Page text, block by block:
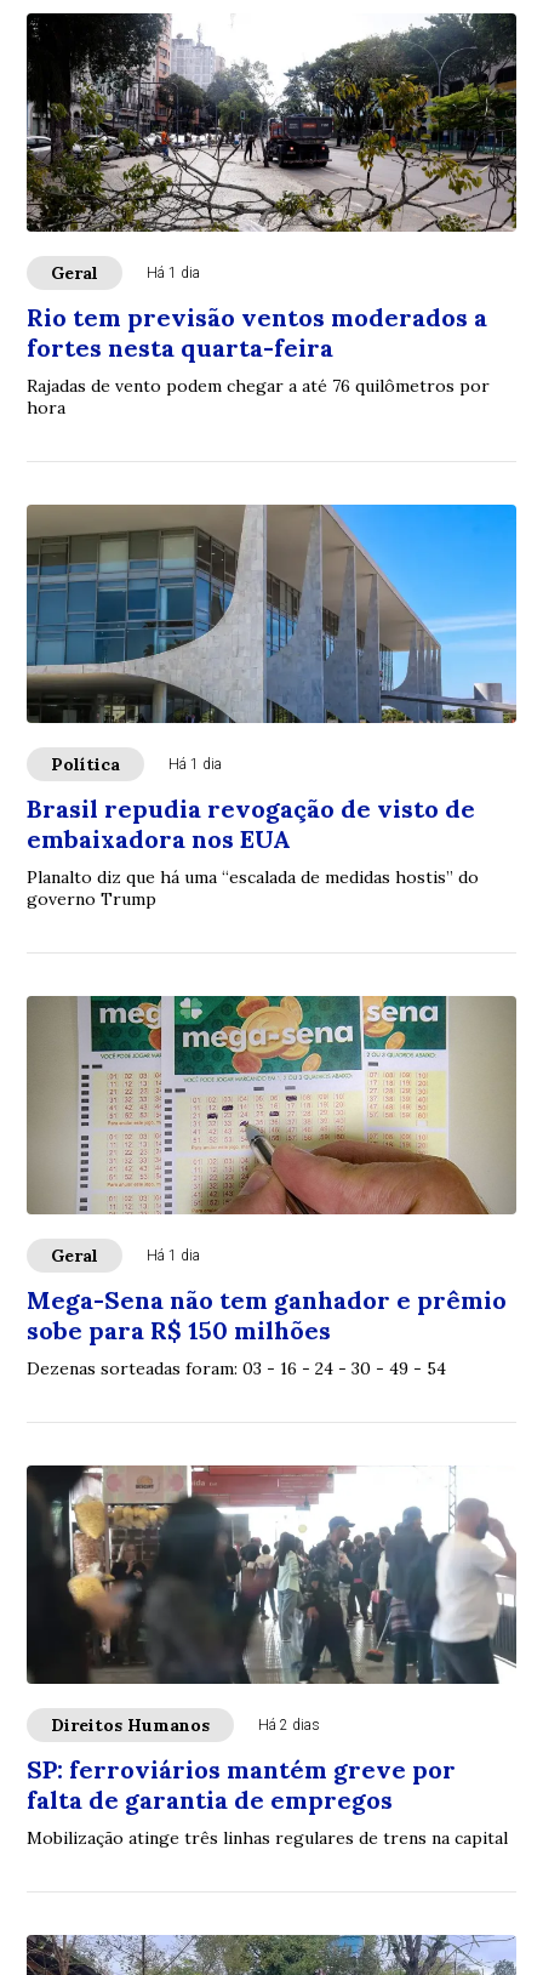
Geral Há 1 dia
Rio tem previsão ventos moderados a
fortes nesta quarta-feira
Rajadas de vento podem chegar a até 76 quilômetros por
hora
Política Há 1 dia
Brasil repudia revogação de visto de
embaixadora nos EUA
Planalto diz que há uma “escalada de medidas hostis” do
governo Trump
Geral Há 1 dia
Mega-Sena não tem ganhador e prêmio
sobe para R$ 150 milhões
Dezenas sorteadas foram: 03 - 16 - 24 - 30 - 49 - 54
Direitos Humanos Há 2 dias
SP: ferroviários mantém greve por
falta de garantia de empregos
Mobilização atinge três linhas regulares de trens na capital